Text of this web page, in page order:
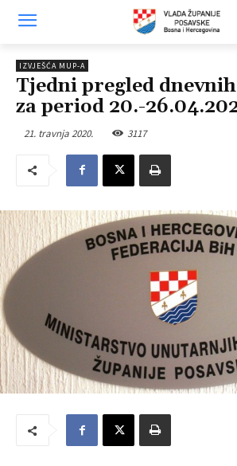
IZVJEŠĆA MUP-A
Tjedni pregled
za period 20.-
21. travnja 2020. 3117